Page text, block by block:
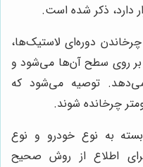
دارد، ذکر شده است.
چرخاندن دوره‌ای لاستیک‌ها،
روی سطح آن‌ها می‌شود و
توصیه می‌شود که
به نوع خودرو و نوع
اطلاع از روش صحیح